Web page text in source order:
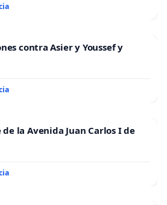
contra Asier y Youssef y
la Avenida Juan Carlos I de